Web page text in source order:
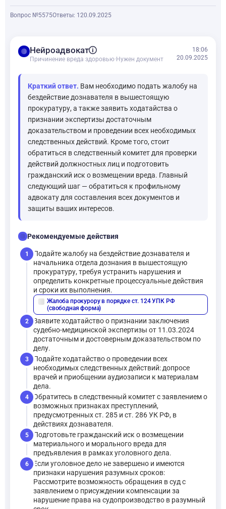
Вопрос №5575Ответы: 1 20.09.2025
balanceНейроадвокат
Причинение вреда здоровью· Нужен документ
18:06
20.09.2025
Краткий ответ. Вам необходимо подать жалобу на
бездействие дознавателя в вышестоящую
прокуратуру, а также заявить ходатайства о
признании экспертизы достаточным
доказательством и проведении всех необходимых
следственных действий. Кроме того, стоит
обратиться в следственный комитет для проверки
действий должностных лиц и подготовить
гражданский иск о возмещении вреда. Главный
следующий шаг — обратиться к профильному
адвокату для составления всех документов и
защиты ваших интересов.
checklistРекомендуемые действия
1
Подайте жалобу на бездействие дознавателя и
начальника отдела дознания в вышестоящую
прокуратуру, требуя устранить нарушения и
определить конкретные процессуальные действия
и сроки их выполнения.
Жалоба прокурору в порядке ст. 124 УПК РФ
(свободная форма)
2
Заявите ходатайство о признании заключения
судебно-медицинской экспертизы от 11.03.2024
достаточным и достоверным доказательством по
делу.
3
Подайте ходатайство о проведении всех
необходимых следственных действий: допросе
врачей и приобщении аудиозаписи к материалам
дела.
4
Обратитесь в следственный комитет с заявлением о
возможных признаках преступлений,
предусмотренных ст. 285 и ст. 286 УК РФ, в
действиях дознавателя.
5
Подготовьте гражданский иск о возмещении
материального и морального вреда для
предъявления в рамках уголовного дела.
6
Если уголовное дело не завершено и имеются
признаки нарушения разумных сроков:
Рассмотрите возможность обращения в суд с
заявлением о присуждении компенсации за
нарушение права на судопроизводство в разумный